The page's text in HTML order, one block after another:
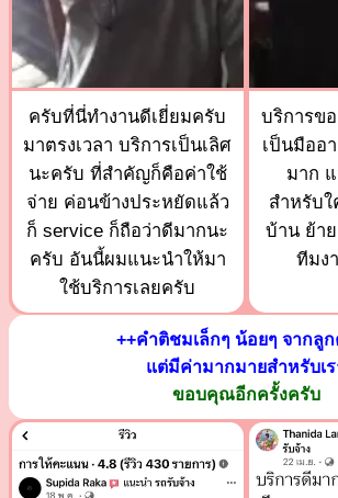
ครับที่นี่ทำงานดีเยี่ยมครับ
มาตรงเวลา บริการเป็นเลิศ
นะครับ ที่สำคัญก็คือค่าใช้
จ่าย ค่อนข้างประหยัดแล้ว
ก็ service ก็ถือว่าดีมากนะ
ครับ อันนี้ผมแนะนำให้มา
ใช้บริการเลยครับ
บริการข
เป็นมืออ
มาก
สำหรับใ
บ้าน ย้า
ทีมง
++คำติชมเล็กๆ น้อยๆ จากลูก
แต่มีค่ามากมายสำหรับเ
ขอบคุณอีกครั้งครับ